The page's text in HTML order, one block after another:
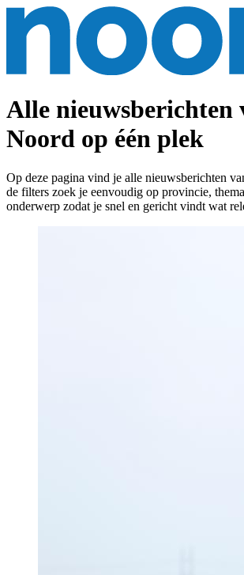
Alle nieuwsberichten
Noord op één plek
Op deze pagina vind je alle nieuwsberichten
de filters zoek je eenvoudig op provincie,
onderwerp zodat je snel en gericht vindt wat